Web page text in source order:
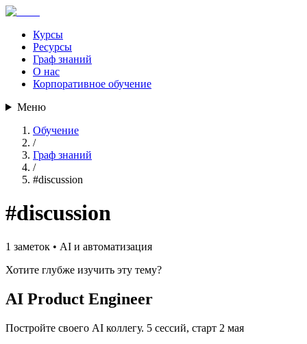
Курсы
Ресурсы
Граф знаний
О нас
Корпоративное обучение
Меню
Обучение
/
Граф знаний
/
#discussion
#discussion
1 заметок • AI и автоматизация
Хотите глубже изучить эту тему?
AI Product Engineer
Постройте своего AI коллегу. 5 сессий, старт 2 мая